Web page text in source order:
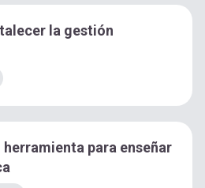
la gestión
para enseñar